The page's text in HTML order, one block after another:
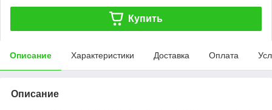
Купить
Описание Характеристики Доставка Оплата
Описание